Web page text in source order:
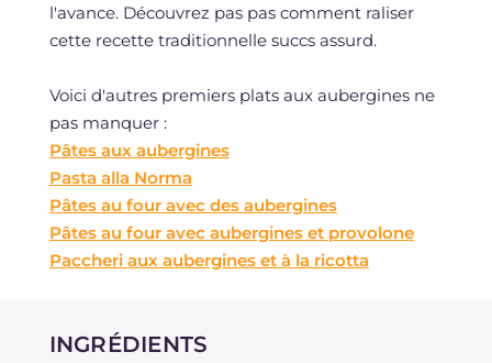
l'avance. Découvrez pas pas comment raliser
cette recette traditionnelle succs assurd.
Voici d'autres premiers plats aux aubergines ne
pas manquer :
Pâtes aux aubergines
Pasta alla Norma
Pâtes au four avec des aubergines
Pâtes au four avec aubergines et provolone
Paccheri aux aubergines et à la ricotta
INGRÉDIENTS